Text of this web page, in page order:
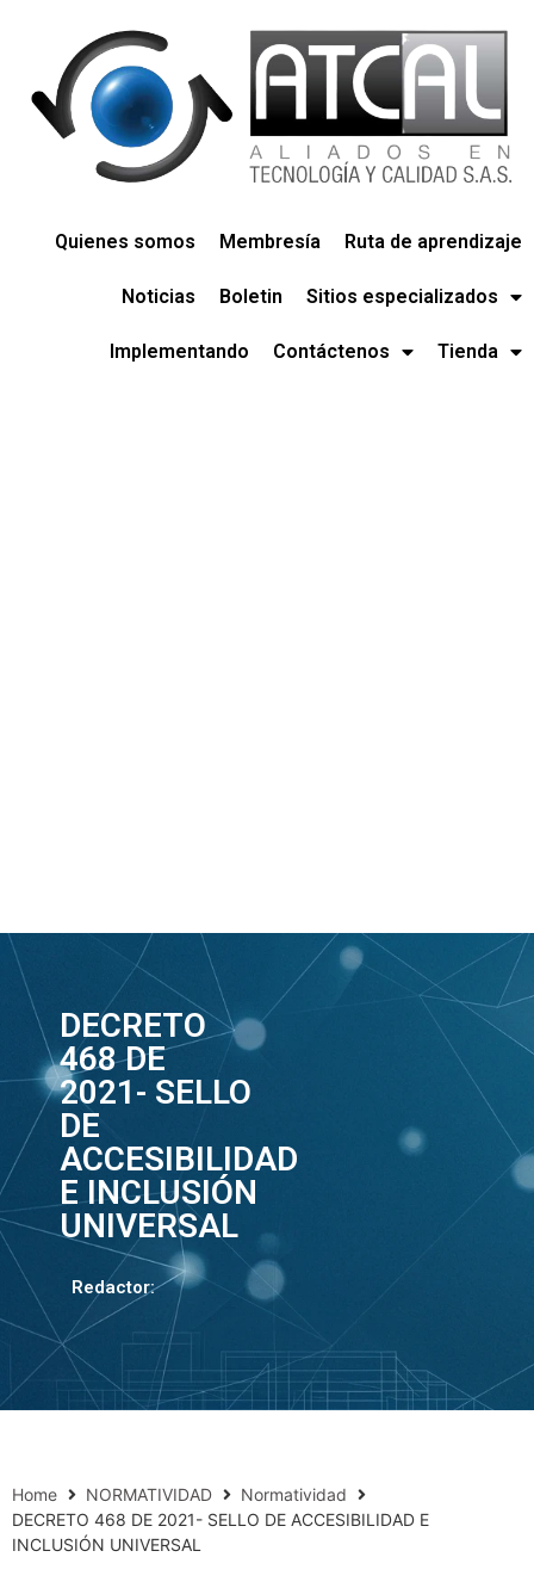
Quienes somos Membresía Ruta de aprendizaje
Noticias Boletin Sitios especializados
Implementando Contáctenos Tienda
DECRETO
468 DE
2021- SELLO
DE
ACCESIBILIDAD
E INCLUSIÓN
UNIVERSAL
Redactor:
Home NORMATIVIDAD
Normatividad
DECRETO 468 DE 2021- SELLO DE ACCESIBILIDAD E
INCLUSIÓN UNIVERSAL